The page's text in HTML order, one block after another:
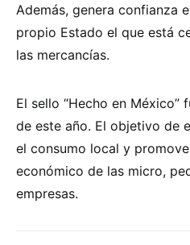
Además, genera confianza
propio Estado el que está
las mercancías.
El sello “Hecho en México”
de este año. El objetivo de
el consumo local y
económico de las micro,
empresas.